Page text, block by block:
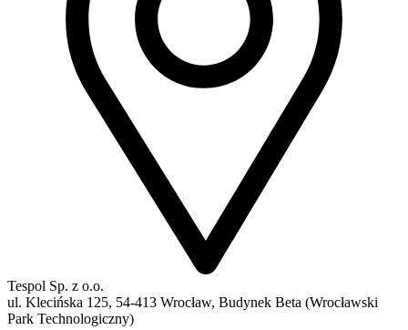
Tespol Sp. z o.o.
ul. Klecińska 125, 54-413 Wrocław, Budynek Beta (Wrocławski
Park Technologiczny)